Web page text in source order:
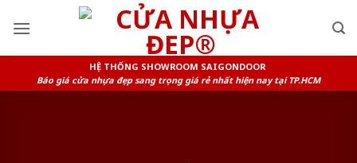
HỆ THỐNG SHOWROOM SAIGONDOOR
Báo giá cửa nhựa đẹp sang trọng giá rẻ nhất hiện nay tại TP.HCM